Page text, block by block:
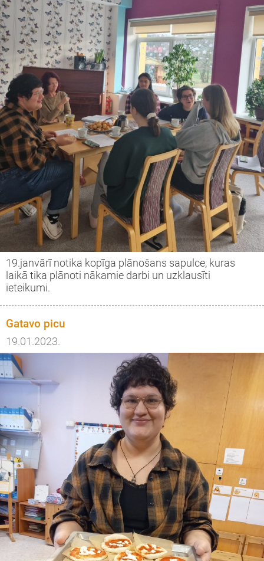
19.janvārī notika kopīga plānošans sapulce, kuras
laikā tika plānoti nākamie darbi un uzklausīti
ieteikumi.
Gatavo picu
19.01.2023.